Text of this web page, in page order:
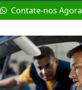
Contate-nos Agora